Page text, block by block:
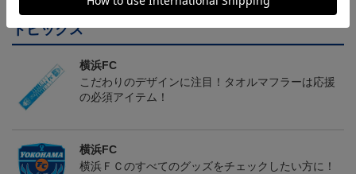
トピックス
横浜FC
こだわりのデザインに注目！タオルマフラーは応援
の必須アイテム！
横浜FC
横浜ＦＣのすべてのグッズをチェックしたい方に！